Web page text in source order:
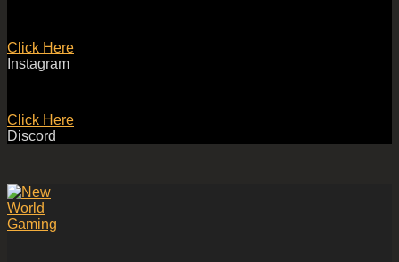
Click Here
Instagram
Click Here
Discord